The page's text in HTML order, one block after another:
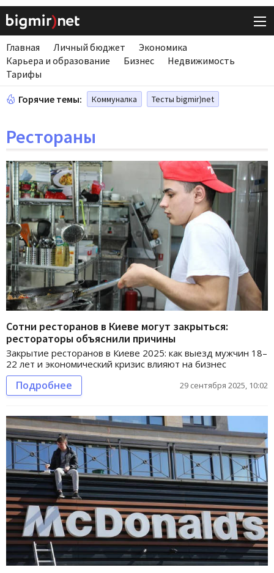
Главная Личный бюджет
Экономика
Карьера и образование
Бизнес
Недвижимость
Тарифы
Горячие темы: Коммуналка Тесты bigmir)net
Рестораны
Сотни ресторанов в Киеве могут закрыться:
рестораторы объяснили причины
Закрытие ресторанов в Киеве 2025: как выезд мужчин 18–
22 лет и экономический кризис влияют на бизнес
Подробнее 29 сентября 2025, 10:02